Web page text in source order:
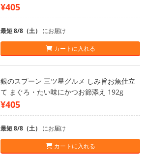
¥405
最短 8/8（土） にお届け
カートに入れる
銀のスプーン 三ツ星グルメ しみ旨お魚仕立
て まぐろ・たい味にかつお節添え 192g
¥405
最短 8/8（土） にお届け
カートに入れる